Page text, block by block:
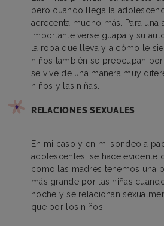
pero cuando llega la
acrecenta mucho más. Para una
importante verse guapa y su
la ropa que lleva y a cómo le
niños también se preocupan
se vive de una manera muy
niños y las niñas.
RELACIONES SEXUALES
En mi caso y en mi sondeo a
adolescentes, se hace evidente
como las madres tenemos una
más grande por las niñas
noche y se relacionan
que por los niños.